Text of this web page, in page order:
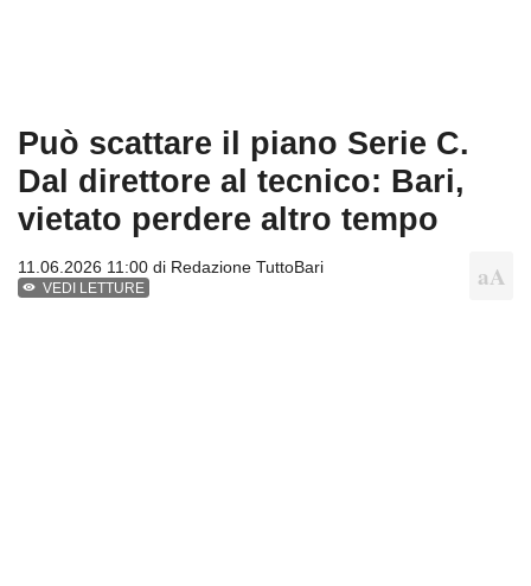
Può scattare il piano Serie C.
Dal direttore al tecnico: Bari,
vietato perdere altro tempo
11.06.2026 11:00 di Redazione TuttoBari
VEDI LETTURE